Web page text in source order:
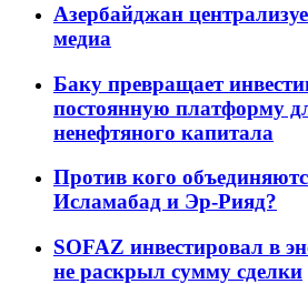
Азербайджан
медиа
Баку превращает
постоянную платформу
ненефтяного капитала
Против кого
Исламабад и Эр-Рияд?
SOFAZ инвестировал в
не раскрыл сумму сделки